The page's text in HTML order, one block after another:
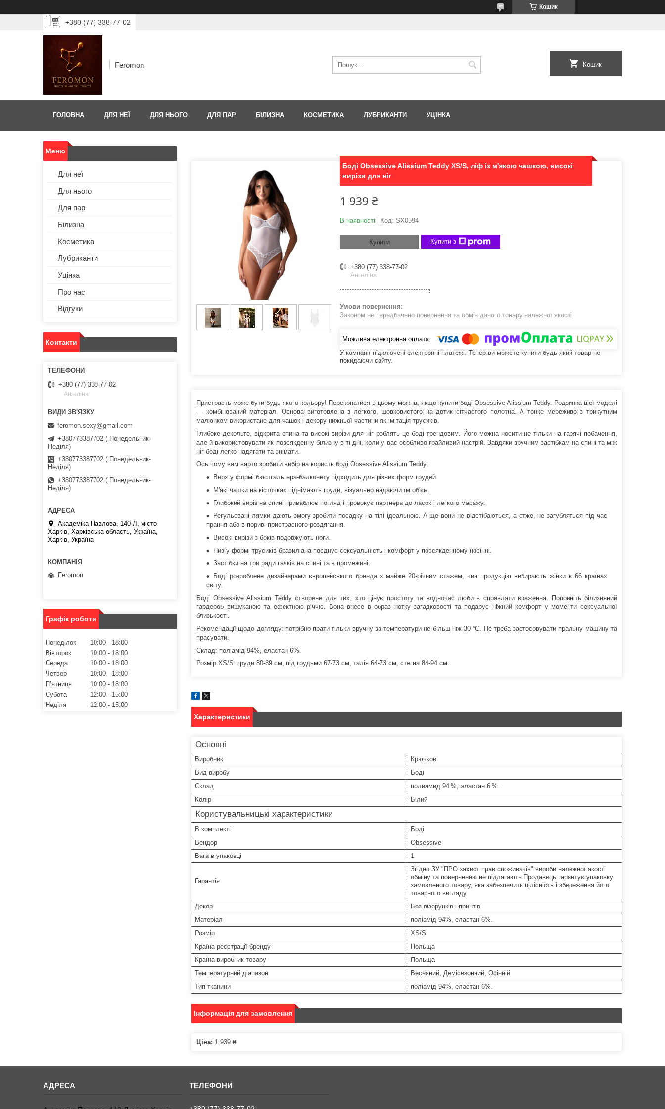
Кошик
+380 (77) 338-77-02
Feromon Кошик
ГОЛОВНА ДЛЯ НЕЇ ДЛЯ НЬОГО ДЛЯ ПАР БІЛИЗНА КОСМЕТИКА ЛУБРИКАНТИ УЦІНКА
Боді Obsessive Alissium Teddy XS/S, ліф із м'якою чашкою, високі
вирізи для ніг
1 939 ₴
В наявності Код: SX0594
Купити Купити з
+380 (77) 338-77-02
Ангеліна
Законом не передбачено повернення та обмін даного товару належної якості
У компанії підключені електронні платежі. Тепер ви можете купити будь-який товар не
покидаючи сайту.
Пристрасть може бути будь-якого кольору! Переконатися в цьому можна, якщо купити боді Obsessive Alissium Teddy. Родзинка цієї моделі
— комбінований матеріал. Основа виготовлена з легкого, шовковистого на дотик сітчастого полотна. А тонке мереживо з трикутним
малюнком використане для чашок і декору нижньої частини як імітація трусиків.
Глибоке декольте, відкрита спина та високі вирізи для ніг роблять це боді трендовим. Його можна носити не тільки на гарячі побачення,
але й використовувати як повсякденну білизну в ті дні, коли у вас особливо грайливий настрій. Завдяки зручним застібкам на спині та між
ніг боді легко надягати та знімати.
Ось чому вам варто зробити вибір на користь боді Obsessive Alissium Teddy:
Верх у формі бюстгальтера-балконету підходить для різних форм грудей.
М'які чашки на кісточках піднімають груди, візуально надаючи їм об'єм.
Глибокий виріз на спині приваблює погляд і провокує партнера до ласок і легкого масажу.
Регульовані лямки дають змогу зробити посадку на тілі ідеальною. А ще вони не відстібаються, а отже, не загубляться під час
прання або в пориві пристрасного роздягання.
Високі вирізи з боків подовжують ноги.
Низ у формі трусиків бразиліана поєднує сексуальність і комфорт у повсякденному носінні.
Застібки на три ряди гачків на спині та в промежині.
Боді розроблене дизайнерами європейського бренда з майже 20-річним стажем, чия продукцію вибирають жінки в 66 країнах
світу.
Боді Obsessive Alissium Teddy створене для тих, хто цінує простоту та водночас любить справляти враження. Поповніть білизняний
гардероб вишуканою та ефектною річчю. Вона внесе в образ нотку загадковості та подарує ніжний комфорт у моменти сексуальної
близькості.
Рекомендації щодо догляду: потрібно прати тільки вручну за температури не більш ніж 30 °C. Не треба застосовувати пральну машину та
прасувати.
Склад: поліамід 94%, еластан 6%.
Розмір XS/S: груди 80-89 см, під грудьми 67-73 см, талія 64-73 см, стегна 84-94 см.
Характеристики
Основні
Виробник
Крючков
Вид виробу
Боді
Склад
полиамид 94 %, эластан 6 %.
Колір
Білий
Користувальницькі характеристики
В комплекті
Боді
Вендор
Obsessive
Вага в упаковці
1
Гарантія
Згідно ЗУ "ПРО захист прав споживачів" вироби належної якості
обміну та поверненню не підлягають.Продавець гарантує упаковку
замовленого товару, яка забезпечить цілісність і збереження його
товарного вигляду
Декор
Без візерунків і принтів
Матеріал
поліамід 94%, еластан 6%.
Розмір
XS/S
Країна реєстрації бренду
Польща
Країна-виробник товару
Польща
Температурний діапазон
Весняний, Демісезонний, Осінній
Тип тканини
поліамід 94%, еластан 6%.
Інформація для замовлення
Ціна: 1 939 ₴
Для неї
Для нього
Для пар
Білизна
Косметика
Лубриканти
Уцінка
Про нас
Відгуки
Контакти
+380 (77) 338-77-02
Ангеліна
feromon.sexy@gmail.com
+380773387702 ( Понедельник-
Неділя)
+380773387702 ( Понедельник-
Неділя)
+380773387702 ( Понедельник-
Неділя)
Академіка Павлова, 140-Л, місто
Харків, Харківська область, Україна,
Харків, Україна
Feromon
Графік роботи
Понеділок 10:00
18:00
Вівторок
10:00
18:00
Середа
10:00
18:00
Четвер
10:00
18:00
Пʼятниця
10:00
18:00
Субота
12:00
15:00
Неділя
12:00 15:00